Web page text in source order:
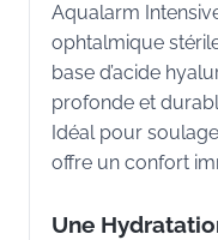
Aqualarm
ophtalmique
base d’acide
profonde et
Idéal pour
offre un confort
Une